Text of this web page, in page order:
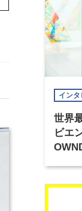
イン
世界
ビエ